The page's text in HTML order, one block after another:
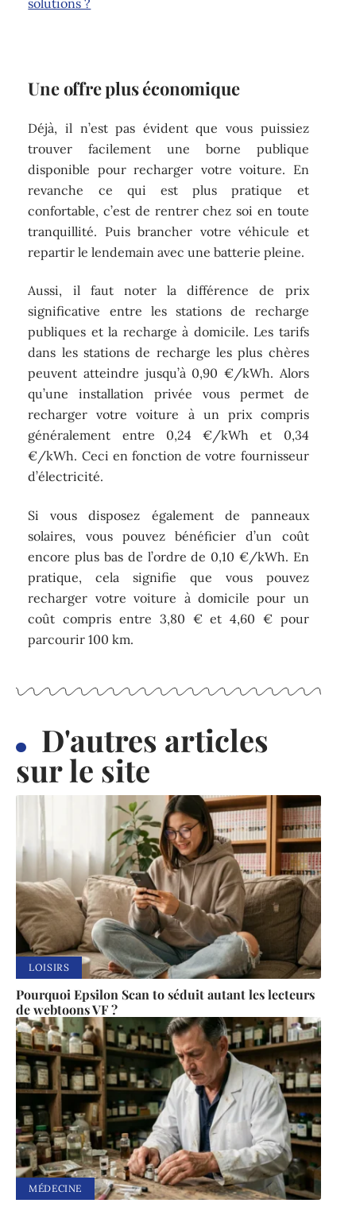
Une offre plus économique
Déjà, il n’est pas évident que vous puissiez
trouver facilement une borne publique
disponible pour recharger votre voiture. En
revanche ce qui est plus pratique et
confortable, c’est de rentrer chez soi en toute
tranquillité. Puis brancher votre véhicule et
repartir le lendemain avec une batterie pleine.
Aussi, il faut noter la différence de prix
significative entre les stations de recharge
publiques et la recharge à domicile. Les tarifs
dans les stations de recharge les plus chères
peuvent atteindre jusqu’à 0,90 €/kWh. Alors
qu’une installation privée vous permet de
recharger votre voiture à un prix compris
généralement entre 0,24 €/kWh et 0,34
€/kWh. Ceci en fonction de votre fournisseur
d’électricité.
Si vous disposez également de panneaux
solaires, vous pouvez bénéficier d’un coût
encore plus bas de l’ordre de 0,10 €/kWh. En
pratique, cela signifie que vous pouvez
recharger votre voiture à domicile pour un
coût compris entre 3,80 € et 4,60 € pour
parcourir 100 km.
D'autres articles
sur le site
LOISIRS
Pourquoi Epsilon Scan to séduit autant les lecteurs
de webtoons VF ?
MÉDECINE